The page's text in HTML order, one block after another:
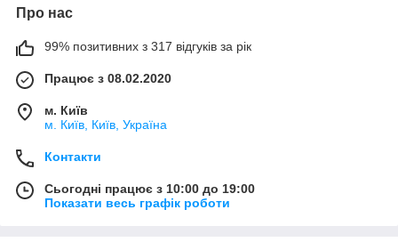
Про нас
99% позитивних з 317 відгуків за рік
Працює з 08.02.2020
м. Київ
м. Київ, Київ, Україна
Контакти
Сьогодні працює з 10:00 до 19:00
Показати весь графік роботи